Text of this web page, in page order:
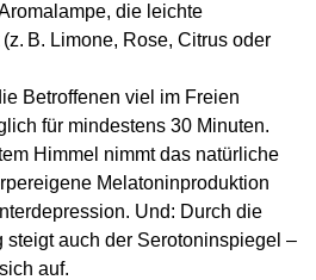
die leichte
B. Limone, Rose, Citrus oder
Betroffenen viel im Freien
für mindestens 30 Minuten.
Himmel nimmt das natürliche
Melatoninproduktion
Und: Durch die
auch der Serotoninspiegel –
auf.